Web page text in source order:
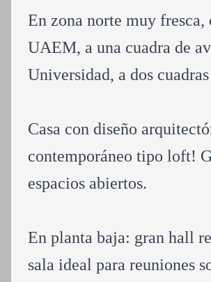
En zona norte muy fresca,
UAEM, a una cuadra de
Universidad, a dos
Casa con diseño
contemporáneo tipo loft!
espacios abiertos.
En planta baja: gran hall
sala ideal para reuniones